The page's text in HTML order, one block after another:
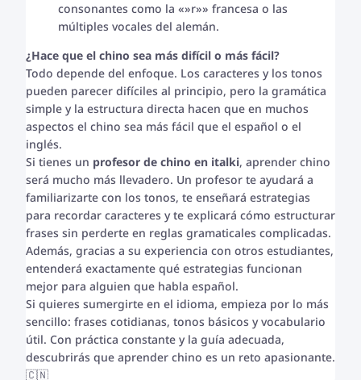
consonantes como la «»r»» francesa o las
múltiples vocales del alemán.
¿Hace que el chino sea más difícil o más fácil?
Todo depende del enfoque. Los caracteres y los tonos
pueden parecer difíciles al principio, pero la gramática
simple y la estructura directa hacen que en muchos
aspectos el chino sea más fácil que el español o el
inglés.
Si tienes un profesor de chino en italki, aprender chino
será mucho más llevadero. Un profesor te ayudará a
familiarizarte con los tonos, te enseñará estrategias
para recordar caracteres y te explicará cómo estructurar
frases sin perderte en reglas gramaticales complicadas.
Además, gracias a su experiencia con otros estudiantes,
entenderá exactamente qué estrategias funcionan
mejor para alguien que habla español.
Si quieres sumergirte en el idioma, empieza por lo más
sencillo: frases cotidianas, tonos básicos y vocabulario
útil. Con práctica constante y la guía adecuada,
descubrirás que aprender chino es un reto apasionante.
🇨🇳